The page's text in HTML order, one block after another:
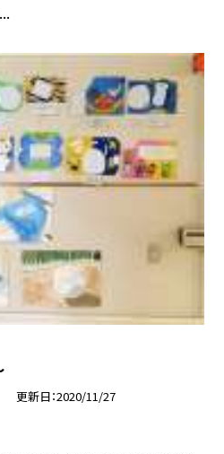
更新日 2020/11/27